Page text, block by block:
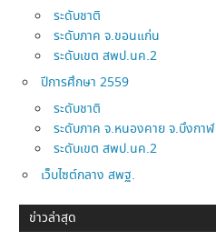
ระดับชาติ
ระดับภาค จ.ขอนแก่น
ระดับเขต สพป.นค.2
ปีการศึกษา 2559
ระดับชาติ
ระดับภาค จ.หนองคาย จ.บึงกาฬ
ระดับเขต สพป.นค.2
เว็บไซต์กลาง สพฐ.
ข่าวล่าสุด